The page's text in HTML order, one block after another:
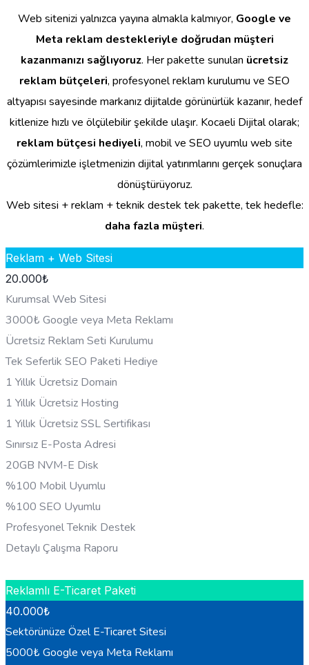
Web sitenizi yalnızca yayına almakla kalmıyor, Google ve
Meta reklam destekleriyle doğrudan müşteri
kazanmanızı sağlıyoruz. Her pakette sunulan ücretsiz
reklam bütçeleri, profesyonel reklam kurulumu ve SEO
altyapısı sayesinde markanız dijitalde görünürlük kazanır, hedef
kitlenize hızlı ve ölçülebilir şekilde ulaşır. Kocaeli Dijital olarak;
reklam bütçesi hediyeli, mobil ve SEO uyumlu web site
çözümlerimizle işletmenizin dijital yatırımlarını gerçek sonuçlara
dönüştürüyoruz.
Web sitesi + reklam + teknik destek tek pakette, tek hedefle:
daha fazla müşteri.
Reklam + Web Sitesi
20.000₺
Kurumsal Web Sitesi
3000₺ Google veya Meta Reklamı
Ücretsiz Reklam Seti Kurulumu
Tek Seferlik SEO Paketi Hediye
1 Yıllık Ücretsiz Domain
1 Yıllık Ücretsiz Hosting
1 Yıllık Ücretsiz SSL Sertifikası
Sınırsız E-Posta Adresi
20GB NVM-E Disk
%100 Mobil Uyumlu
%100 SEO Uyumlu
Profesyonel Teknik Destek
Detaylı Çalışma Raporu
Reklamlı E-Ticaret Paketi
40.000₺
Sektörünüze Özel E-Ticaret Sitesi
5000₺ Google veya Meta Reklamı